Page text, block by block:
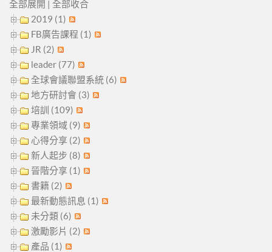
全部展開 | 全部收合
2019 (1)
FB廣告課程 (1)
JR (2)
leader (77)
全球會議聯盟系統 (6)
地方研討會 (3)
培訓 (109)
專業領域 (9)
心得分享 (2)
新人起步 (8)
晉階分享 (1)
書籍 (2)
最新動態訊息 (1)
未分類 (6)
激勵影片 (2)
產品 (1)